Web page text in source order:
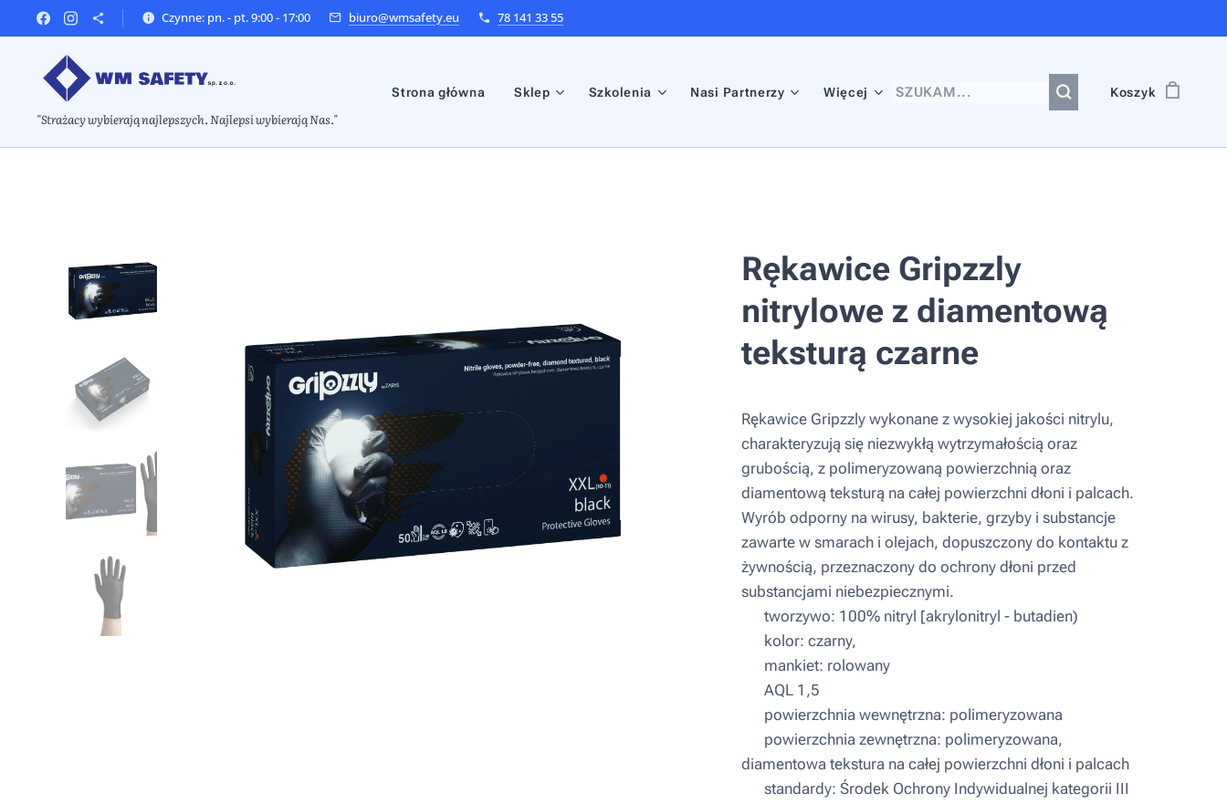
Czynne: pn. - pt. 9:00 - 17:00 biuro@wmsafety.eu 78 141 33 55
"Strażacy wybierają najlepszych. Najlepsi wybierają Nas."
Strona główna Sklep Szkolenia Nasi Partnerzy Więcej Koszyk
Rękawice Gripzzly
nitrylowe z diamentową
teksturą czarne
Rękawice Gripzzly wykonane z wysokiej jakości nitrylu,
charakteryzują się niezwykłą wytrzymałością oraz
grubością, z polimeryzowaną powierzchnią oraz
diamentową teksturą na całej powierzchni dłoni i palcach.
Wyrób odporny na wirusy, bakterie, grzyby i substancje
zawarte w smarach i olejach, dopuszczony do kontaktu z
żywnością, przeznaczony do ochrony dłoni przed
substancjami niebezpiecznymi.
▪ tworzywo: 100% nitryl [akrylonitryl - butadien)
▪ kolor: czarny,
▪ mankiet: rolowany
▪ AQL 1,5
▪ powierzchnia wewnętrzna: polimeryzowana
▪ powierzchnia zewnętrzna: polimeryzowana,
diamentowa tekstura na całej powierzchni dłoni i palcach
▪ standardy: Środek Ochrony Indywidualnej kategorii III